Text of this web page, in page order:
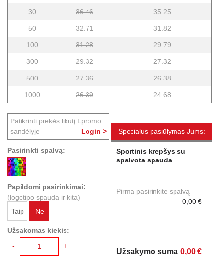
30 36.46 35.25
50 32.71 31.82
100 31.28 29.79
300 29.32 27.32
500 27.36 26.38
1000 26.39 24.68
Patikrinti prekės likutį Lpromo
sandėlyje
Login >
Pasirinkti spalvą:
Papildomi pasirinkimai:
(logotipo spauda ir kita)
Taip
Ne
Užsakomas kiekis:
-
+
Specialus pasiūlymas Jums:
Sportinis krepšys su
spalvota spauda
Pirma pasirinkite spalvą
0,00 €
Užsakymo suma 0,00 €